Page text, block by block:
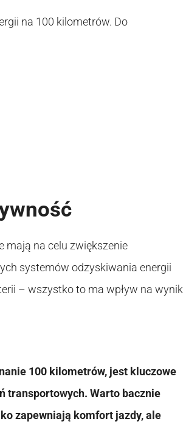
na 100 kilometrów. Do
mają na celu zwiększenie
systemów odzyskiwania energii
– wszystko to ma wpływ na wynik
100 kilometrów, jest kluczowe
transportowych. Warto bacznie
zapewniają komfort jazdy, ale